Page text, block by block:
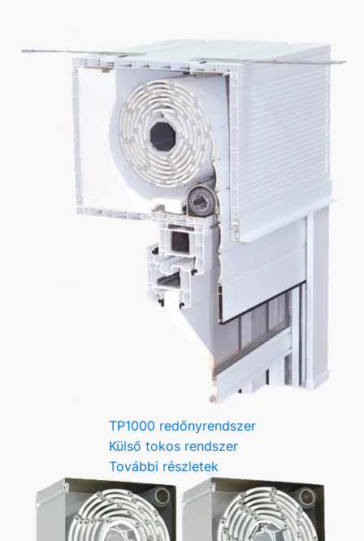
TP1000 redőnyrendszer
Külső tokos rendszer
További részletek